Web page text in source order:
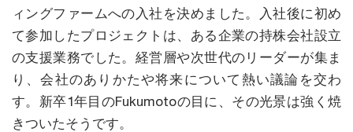
ィングファームへの入社を決めました。入社後に初め
て参加したプロジェクトは、ある企業の持株会社設立
の支援業務でした。経営層や次世代のリーダーが集ま
り、会社のありかたや将来について熱い議論を交わ
す。新卒1年目のFukumotoの目に、その光景は強く焼
きついたそうです。